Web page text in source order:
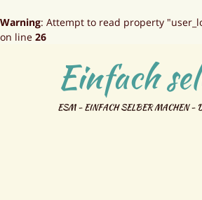
Warning: Attempt to read property
on line 26
Einfach
ESM - EINFACH SELBER MACHEN -